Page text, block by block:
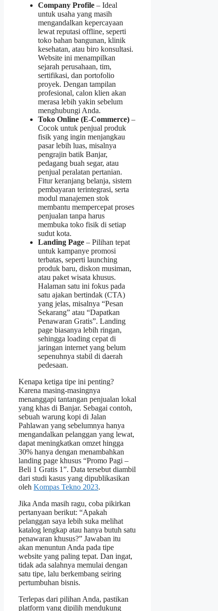
Company Profile – Ideal
untuk usaha yang masih
mengandalkan kepercayaan
lewat reputasi offline, seperti
toko bahan bangunan, klinik
kesehatan, atau biro konsultasi.
Website ini menampilkan
sejarah perusahaan, tim,
sertifikasi, dan portofolio
proyek. Dengan tampilan
profesional, calon klien akan
merasa lebih yakin sebelum
menghubungi Anda.
Toko Online (E‑Commerce) –
Cocok untuk penjual produk
fisik yang ingin menjangkau
pasar lebih luas, misalnya
pengrajin batik Banjar,
pedagang buah segar, atau
penjual peralatan pertanian.
Fitur keranjang belanja, sistem
pembayaran terintegrasi, serta
modul manajemen stok
membantu mempercepat proses
penjualan tanpa harus
membuka toko fisik di setiap
sudut kota.
Landing Page – Pilihan tepat
untuk kampanye promosi
terbatas, seperti launching
produk baru, diskon musiman,
atau paket wisata khusus.
Halaman satu ini fokus pada
satu ajakan bertindak (CTA)
yang jelas, misalnya “Pesan
Sekarang” atau “Dapatkan
Penawaran Gratis”. Landing
page biasanya lebih ringan,
sehingga loading cepat di
jaringan internet yang belum
sepenuhnya stabil di daerah
pedesaan.
Kenapa ketiga tipe ini penting?
Karena masing‑masingnya
menanggapi tantangan penjualan lokal
yang khas di Banjar. Sebagai contoh,
sebuah warung kopi di Jalan
Pahlawan yang sebelumnya hanya
mengandalkan pelanggan yang lewat,
dapat meningkatkan omzet hingga
30% hanya dengan menambahkan
landing page khusus “Promo Pagi –
Beli 1 Gratis 1”. Data tersebut diambil
dari studi kasus yang dipublikasikan
oleh Kompas Tekno 2023.
Jika Anda masih ragu, coba pikirkan
pertanyaan berikut: “Apakah
pelanggan saya lebih suka melihat
katalog lengkap atau hanya butuh satu
penawaran khusus?” Jawaban itu
akan menuntun Anda pada tipe
website yang paling tepat. Dan ingat,
tidak ada salahnya memulai dengan
satu tipe, lalu berkembang seiring
pertumbuhan bisnis.
Terlepas dari pilihan Anda, pastikan
platform yang dipilih mendukung